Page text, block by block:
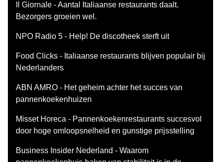
Il Giornale - Aantal Italiaanse restaurants daalt.
Bezorgers groeien wel.
NPO Radio 5 - Help! De discotheek sterft uit
Food Clicks - Italiaanse restaurants blijven populair bij
Nederlanders
ABN AMRO - Het geheim achter het succes van
pannenkoekenhuizen
Misset Horeca - Pannenkoekenrestaurants succesvol
door hoge omloopsnelheid en gunstige prijsstelling
Business Insider Nederland - Waarom